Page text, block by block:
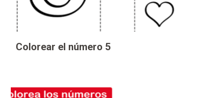
Colorear el número 5